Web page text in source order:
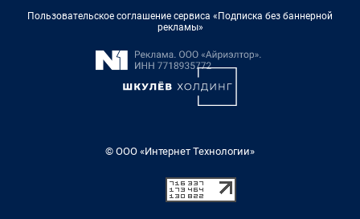
Пользовательское соглашение сервиса «Подписка без баннерной
рекламы»
© ООО «Интернет Технологии»